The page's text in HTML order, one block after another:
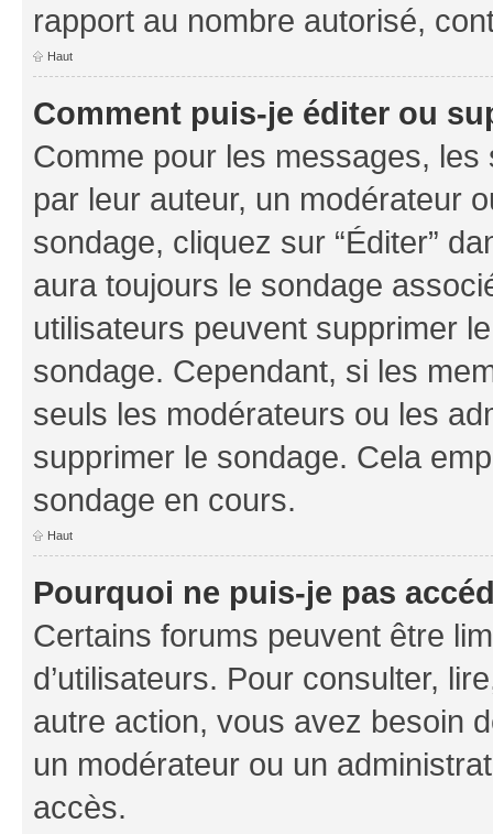
rapport au nombre autorisé,
Haut
Comment puis-je éditer ou
Comme pour les messages,
par leur auteur, un modérateur
sondage, cliquez sur “Éditer”
aura toujours le sondage
utilisateurs peuvent supprimer
sondage. Cependant, si les
seuls les modérateurs ou les
supprimer le sondage. Cela
sondage en cours.
Haut
Pourquoi ne puis-je pas
Certains forums peuvent être
d’utilisateurs. Pour consulter,
autre action, vous avez besoin
un modérateur ou un
accès.